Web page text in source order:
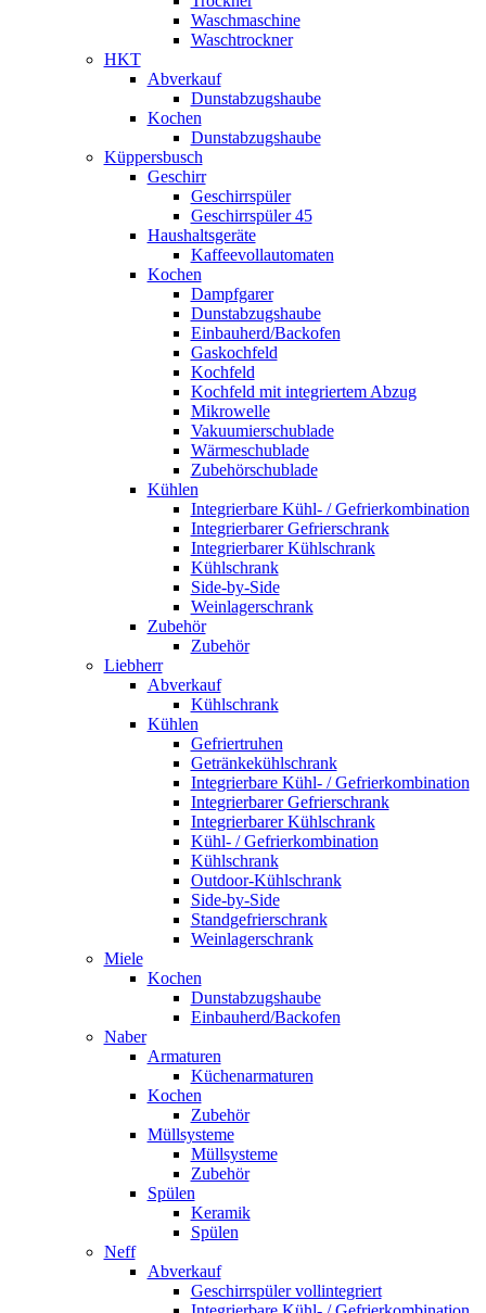
Waschmaschine
Waschtrockner
HKT
Abverkauf
Dunstabzugshaube
Kochen
Dunstabzugshaube
Küppersbusch
Geschirr
Geschirrspüler
Geschirrspüler 45
Haushaltsgeräte
Kaffeevollautomaten
Kochen
Dampfgarer
Dunstabzugshaube
Einbauherd/Backofen
Gaskochfeld
Kochfeld
Kochfeld mit integriertem Abzug
Mikrowelle
Vakuumierschublade
Wärmeschublade
Zubehörschublade
Kühlen
Integrierbare Kühl- / Gefrierkombination
Integrierbarer Gefrierschrank
Integrierbarer Kühlschrank
Kühlschrank
Side-by-Side
Weinlagerschrank
Zubehör
Zubehör
Liebherr
Abverkauf
Kühlschrank
Kühlen
Gefriertruhen
Getränkekühlschrank
Integrierbare Kühl- / Gefrierkombination
Integrierbarer Gefrierschrank
Integrierbarer Kühlschrank
Kühl- / Gefrierkombination
Kühlschrank
Outdoor-Kühlschrank
Side-by-Side
Standgefrierschrank
Weinlagerschrank
Miele
Kochen
Dunstabzugshaube
Einbauherd/Backofen
Naber
Armaturen
Küchenarmaturen
Kochen
Zubehör
Müllsysteme
Müllsysteme
Zubehör
Spülen
Keramik
Spülen
Neff
Abverkauf
Geschirrspüler vollintegriert